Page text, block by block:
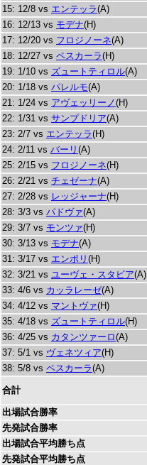
15: 12/8 vs エンテッラ(A)
16: 12/13 vs モデナ(H)
17: 12/20 vs フロジノーネ(A)
18: 12/27 vs ペスカーラ(H)
19: 1/10 vs ズュートティロル(A)
20: 1/18 vs パレルモ(A)
21: 1/24 vs アヴェッリーノ(H)
22: 1/31 vs サンプドリア(A)
23: 2/7 vs エンテッラ(H)
24: 2/11 vs バーリ (A)
25: 2/15 vs フロジノーネ(H)
26: 2/21 vs チェゼーナ(A)
27: 2/28 vs レッジャーナ(H)
28: 3/3 vs パドヴァ(A)
29: 3/7 vs モンツァ(H)
30: 3/13 vs モデナ(A)
31: 3/17 vs エンポリ (H)
32: 3/21 vs ユーヴェ・スタビア(A)
33: 4/6 vs カッラレーゼ(A)
34: 4/12 vs マントヴァ(H)
35: 4/18 vs ズュートティロル(H)
36: 4/25 vs カタンツァーロ(A)
37: 5/1 vs ヴェネツィア(H)
38: 5/8 vs ペスカーラ(A)
合計
出場試合勝率
先発試合勝率
出場試合平均勝ち点
先発試合平均勝ち点